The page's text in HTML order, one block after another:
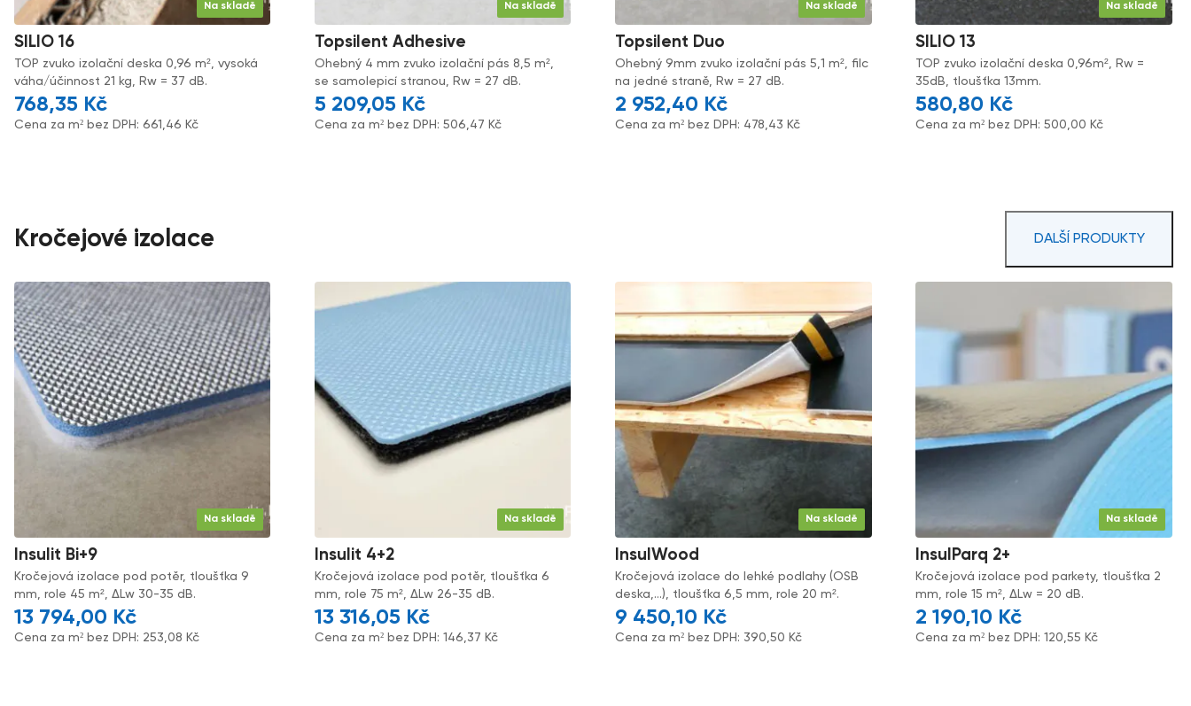
Na skladě
SILIO 16
TOP zvuko izolační deska 0,96 m², vysoká
váha/účinnost 21 kg, Rw = 37 dB.
768,35 Kč
Cena za m² bez DPH: 661,46 Kč
Na skladě
Topsilent Adhesive
Ohebný 4 mm zvuko izolační pás 8,5 m²,
se samolepicí stranou, Rw = 27 dB.
5 209,05 Kč
Cena za m² bez DPH:506,47 Kč
Na skladě
Topsilent Duo
Ohebný 9mm zvuko izolační pás 5,1 m², filc
na jedné straně, Rw = 27 dB.
2 952,40 Kč
Cena za m² bez DPH: 478,43 Kč
Na skladě
SILIO 13
TOP zvuko izolační deska 0,96m², Rw =
35dB, tloušťka 13mm.
580,80 Kč
Cena za m² bez DPH:500,00 Kč
Kročejové izolace DALŠÍ PRODUKTY
Na skladě
Insulit Bi+9
Kročejová izolace pod potěr, tloušťka 9
mm, role 45 m², ΔLw 30-35 dB.
13 794,00 Kč
Cena za m² bez DPH: 253,08 Kč
Na skladě
Insulit 4+2
Kročejová izolace pod potěr, tloušťka 6
mm, role 75 m², ΔLw 26-35 dB.
13 316,05 Kč
Cena za m² bez DPH:146,37 Kč
Na skladě
InsulWood
Kročejová izolace do lehké podlahy (OSB
deska,...), tloušťka 6,5 mm, role 20 m².
9 450,10 Kč
Cena za m² bez DPH: 390,50 Kč
Na skladě
InsulParq 2+
Kročejová izolace pod parkety, tloušťka 2
mm, role 15 m², ΔLw = 20 dB.
2 190,10 Kč
Cena za m² bez DPH:120,55 Kč